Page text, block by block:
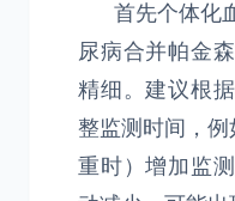
首先个体化
尿病合并帕金
精细。建议根
整监测时间，例
重时）增加监